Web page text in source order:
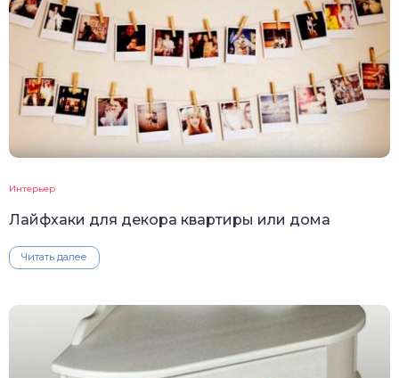
Интерьер
Лайфхаки для декора квартиры или дома
Читать далее